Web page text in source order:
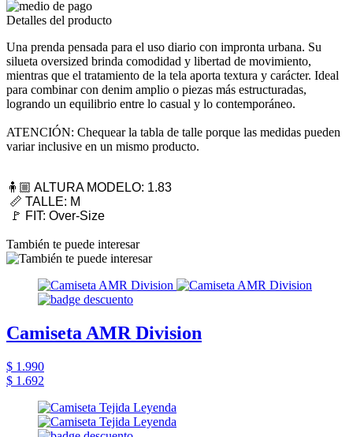
Detalles del producto
Una prenda pensada para el uso diario con impronta urbana. Su
silueta oversized brinda comodidad y libertad de movimiento,
mientras que el tratamiento de la tela aporta textura y carácter. Ideal
para combinar con denim amplio o piezas más estructuradas,
logrando un equilibrio entre lo casual y lo contemporáneo.
ATENCIÓN: Chequear la tabla de talle porque las medidas pueden
variar inclusive en un mismo producto.
🧍🏼 ALTURA MODELO: 1.83
📏 TALLE: M
🚩 FIT: Over-Size
También te puede interesar
Camiseta AMR Division
$ 1.990
$ 1.692